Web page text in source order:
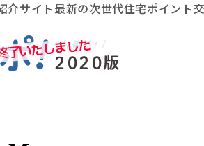
介サイト最新の次世代住宅ポイント